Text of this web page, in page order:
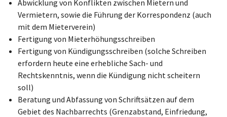
Abwicklung von Konflikten zwischen Mietern und
Vermietern, sowie die Führung der Korrespondenz (auch
mit dem Mieterverein)
Fertigung von Mieterhöhungsschreiben
Fertigung von Kündigungsschreiben (solche Schreiben
erfordern heute eine erhebliche Sach- und
Rechtskenntnis, wenn die Kündigung nicht scheitern
soll)
Beratung und Abfassung von Schriftsätzen auf dem
Gebiet des Nachbarrechts (Grenzabstand, Einfriedung,